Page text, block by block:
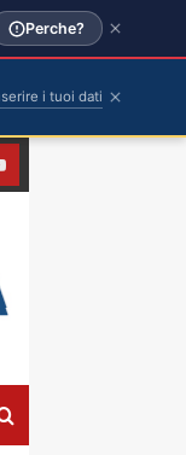
Perche?
i tuoi dati